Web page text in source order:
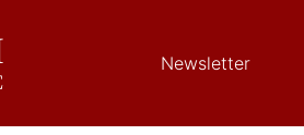
Newsletter